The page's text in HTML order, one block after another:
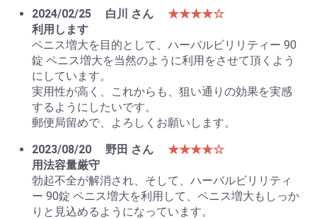
2024/02/25
白川 さん
★★★★☆
利用します
ペニス増大を目的として、ハーバルビリリティー 90
錠 ペニス増大を当然のように利用をさせて頂くよう
にしています。
実用性が高く、これからも、狙い通りの効果を実感
するようにしたいです。
郵便局留めで、よろしくお願いします。
2023/08/20
野田 さん
★★★★☆
用法容量厳守
勃起不全が解消され、そして、ハーバルビリリティ
ー 90錠 ペニス増大を利用して、ペニス増大もしっか
りと見込めるようになっています。